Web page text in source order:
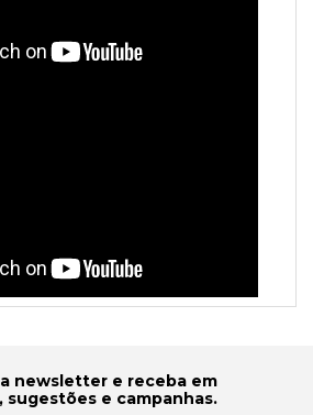
newsletter e receba em
sugestões e campanhas.